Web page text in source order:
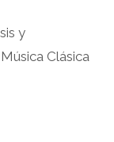
y
Clásica